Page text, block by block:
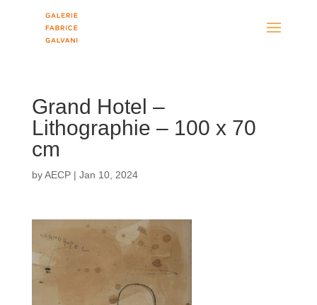
Grand Hotel –
Lithographie – 100 x 70
cm
byAECP| Jan 10, 2024